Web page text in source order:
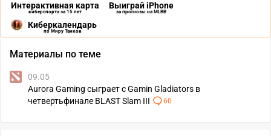
Интерактивная карта
киберспорта за 15 лет
Выиграй iPhone
за прогнозы на MLBB
Киберкалендарь
по Миру Танков
Материалы по теме
09.05
Aurora Gaming сыграет с Gamin Gladiators в
четвертьфинале BLAST Slam III
60